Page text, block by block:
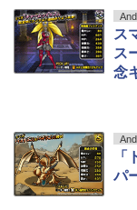
ス
ス
念
パ